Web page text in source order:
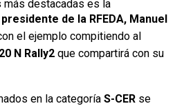
más destacadas es la
presidente de la RFEDA, Manuel
el ejemplo compitiendo al
N Rally2 que compartirá con su
en la categoría S-CER se